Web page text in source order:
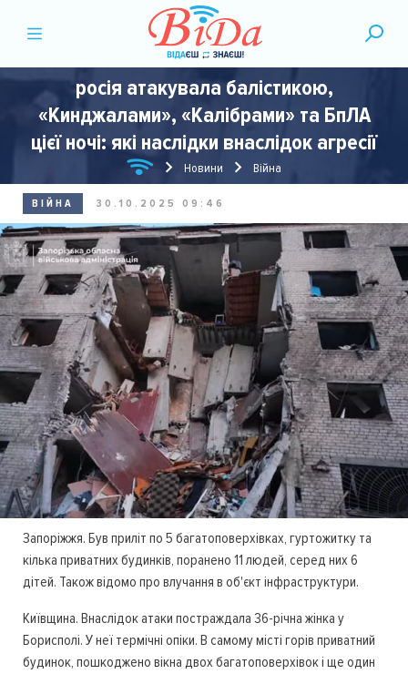
росія атакувала балістикою,
«Кинджалами», «Калібрами» та БпЛА
цієї ночі: які наслідки внаслідок агресії
Новини Війна
ВІЙНА 30.10.2025 09:46
Запоріжжя. Був приліт по 5 багатоповерхівках, гуртожитку та
кілька приватних будинків, поранено 11 людей, серед них 6
дітей. Також відомо про влучання в об'єкт інфраструктури.
Київщина. Внаслідок атаки постраждала 36-річна жінка у
Борисполі. У неї термічні опіки. В самому місті горів приватний
будинок, пошкоджено вікна двох багатоповерхівок і ще один